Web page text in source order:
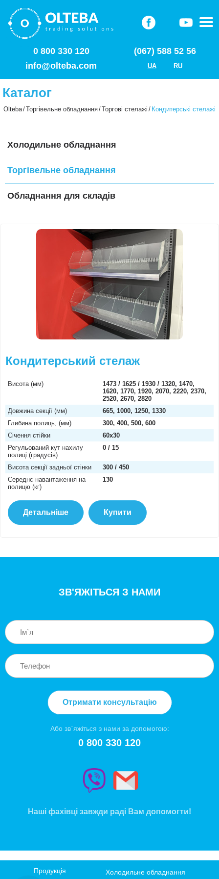
0 800 330 120
(067) 588 52 56
info@olteba.com
UA RU
Каталог
Olteba/Торгівельне обладнання/Торгові стелажі / Кондитерські стелажі
Холодильне обладнання
Торгівельне обладнання
Обладнання для складів
Кондитерський стелаж
Висота (мм)
1473 / 1625 / 1930 / 1320, 1470,
1620, 1770, 1920, 2070, 2220, 2370,
2520, 2670, 2820
Довжина секції (мм)
665, 1000, 1250, 1330
Глибина полиць, (мм)
300, 400, 500, 600
Січення стійки
60х30
Регульований кут нахилу
полиці (градусів)
0 / 15
Висота секції задньої стінки
300 / 450
Середнє навантаження на
полицю (кг)
130
Детальніше Купити
ЗВ'ЯЖІТЬСЯ З НАМИ
Отримати консультацію
Або зв`яжіться з нами за допомогою:
0 800 330 120
Наші фахівці завжди раді Вам допомогти!
Продукція
Холодильне обладнання